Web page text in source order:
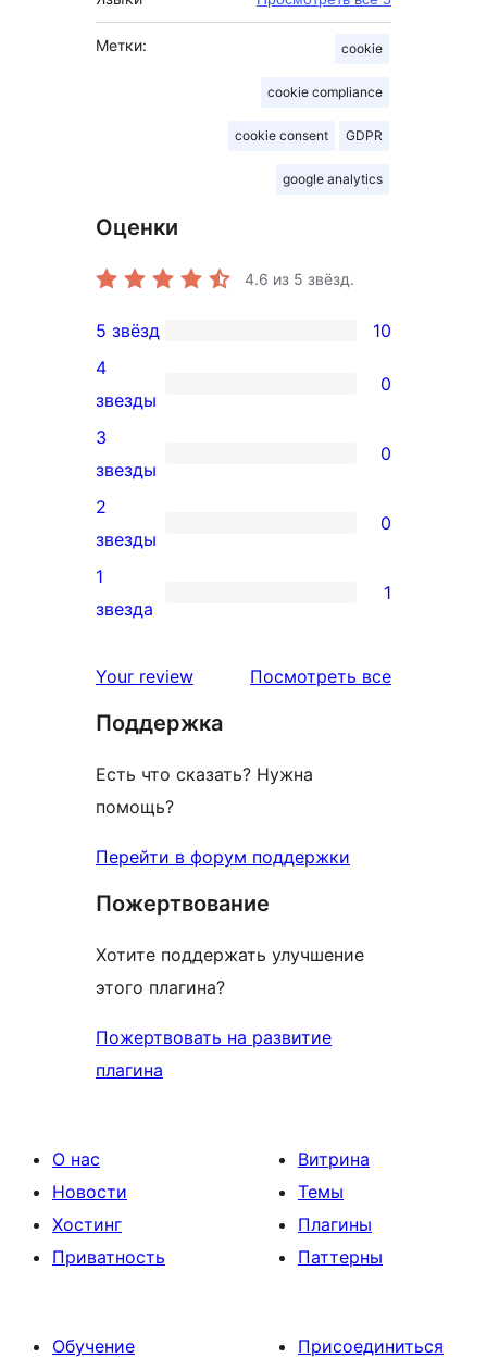
Метки: cookie
cookie compliance
cookie consent GDPR
google analytics
Оценки
4.6 из 5 звёзд.
10
5-
звездный
отзыв
5 звёзд 10
0
4-
звездный
отзыв
4
звезды
0
0
3-
звездный
отзыв
3
звезды
0
0
2-
звездный
2
звезды
0
1
звездный
1
звезда
1
Your review Посмотреть всеотзывы
Поддержка
Есть что сказать? Нужна
помощь?
Перейти в форум поддержки
Пожертвование
Хотите поддержать улучшение
этого плагина?
Пожертвовать на развитие
плагина
О нас
Новости
Хостинг
Приватность
Витрина
Темы
Плагины
Паттерны
Обучение
Присоединиться